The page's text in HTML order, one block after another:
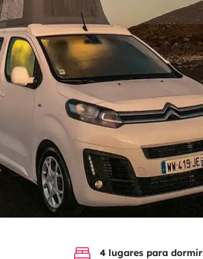
4 lugares para dormir